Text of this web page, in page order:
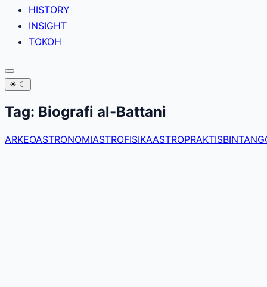
HISTORY
INSIGHT
TOKOH
☀ ☾
Tag: Biografi al-Battani
ARKEOASTRONOMIASTROFISIKAASTROPRAKTISBINTANG